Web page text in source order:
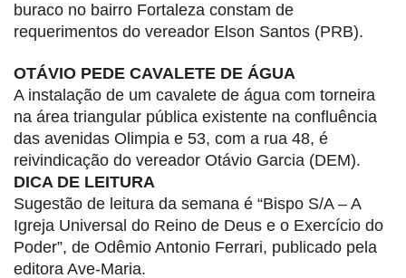
buraco no bairro Fortaleza constam de
requerimentos do vereador Elson Santos (PRB).
OTÁVIO PEDE CAVALETE DE ÁGUA
A instalação de um cavalete de água com torneira
na área triangular pública existente na confluência
das avenidas Olimpia e 53, com a rua 48, é
reivindicação do vereador Otávio Garcia (DEM).
DICA DE LEITURA
Sugestão de leitura da semana é “Bispo S/A – A
Igreja Universal do Reino de Deus e o Exercício do
Poder”, de Odêmio Antonio Ferrari, publicado pela
editora Ave-Maria.